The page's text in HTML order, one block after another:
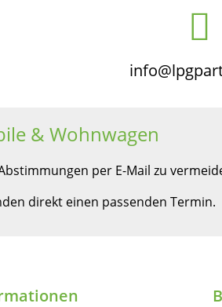
& Wohnwagen
per E-Mail zu
direkt einen passenden Termin.